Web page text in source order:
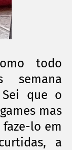
todo
semana
que o
mas
lo em
a